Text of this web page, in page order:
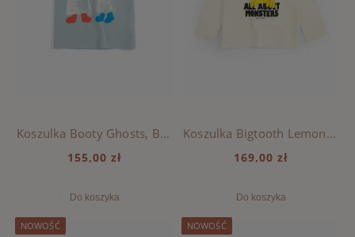
Koszulka Booty Ghosts, BOBO CHOSES - LIGHT BLUE
155,00 zł
Do koszyka
Koszulka Bigtooth Lemon, BOBO CHOSES - OFFWHITE
169,00 zł
Do koszyka
NOWOŚĆ NOWOŚĆ